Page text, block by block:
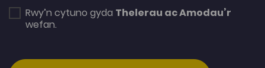
Rwy’n cytuno gyda Thelerau ac Amodau’r
wefan.